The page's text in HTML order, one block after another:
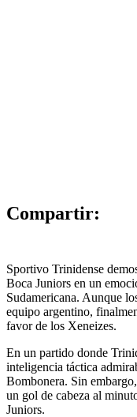
Compartir:
Sportivo Trinidense
Boca Juniors en un
Sudamericana. Aunque
equipo argentino,
favor de los Xeneizes.
En un partido donde
inteligencia táctica
Bombonera. Sin
un gol de cabeza al
Juniors.